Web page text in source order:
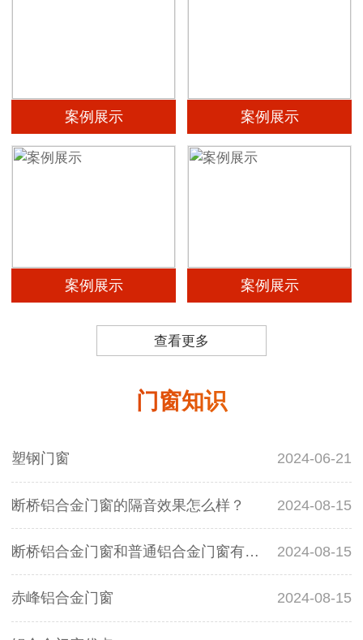
案例展示 案例展示
案例展示 案例展示
查看更多
门窗知识
塑钢门窗 2024-06-21
断桥铝合金门窗的隔音效果怎么样？ 2024-08-15
断桥铝合金门窗和普通铝合金门窗有什么区别？ 2024-08-15
赤峰铝合金门窗 2024-08-15